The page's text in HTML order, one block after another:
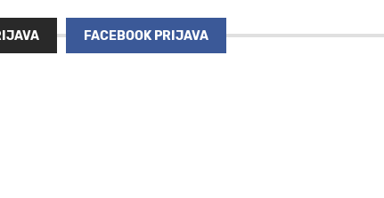
FACEBOOK PRIJAVA